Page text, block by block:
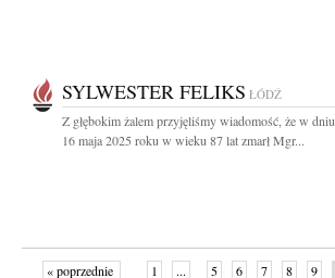
SYLWESTER FELIKS ŁÓDŹ
Z głębokim żalem przyjęliśmy wiadomość, że w dniu
16 maja 2025 roku w wieku 87 lat zmarł Mgr...
« poprzednie 1 ... 5 6 7 8 9